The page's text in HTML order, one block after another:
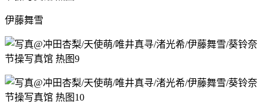
伊藤舞雪